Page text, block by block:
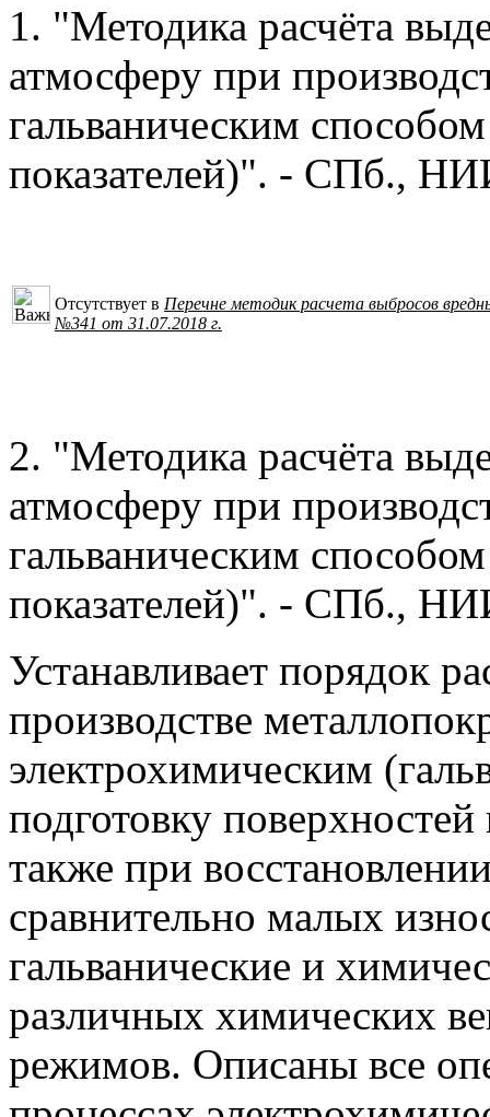
1. "Методика расчёта
атмосферу при
гальваническим
показателей)". - СПб.,
Отсутствует в Перечне методик расчета выбросов
№341 от 31.07.2018 г.
2. "Методика расчёта
атмосферу при
гальваническим
показателей)". - СПб.,
Устанавливает порядок
производстве
электрохимическим
подготовку
также при
сравнительно малых
гальванические и
различных химических
режимов. Описаны все